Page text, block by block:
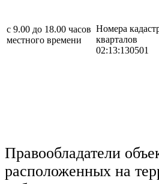
с 9.00 до 18.00 часов
местного времени
Номера
кварталов
02:13:130501
Правообладатели
расположенных на